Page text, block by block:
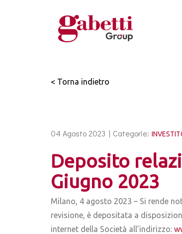
< Torna indietro
04 Agosto 2023 | Categorie:
Deposito
Giugno 2023
Milano, 4 agosto 2023 – Si rende
revisione, è depositata a
internet della Società all’indirizzo: